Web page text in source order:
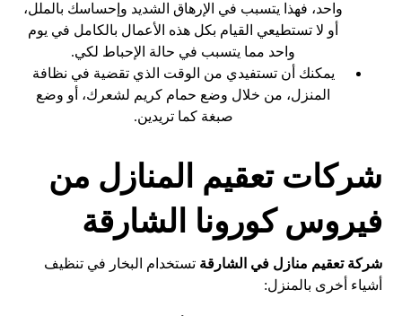
واحد، فهذا يتسبب في الإرهاق الشديد وإحساسك بالملل،
أو لا تستطيعي القيام بكل هذه الأعمال بالكامل في يوم
واحد مما يتسبب في حالة الإحباط لكي.
يمكنك أن تستفيدي من الوقت الذي تقضية في نظافة
المنزل، من خلال وضع حمام كريم لشعرك، أو وضع
صبغة كما تريدين.
شركات تعقيم المنازل من
فيروس كورونا الشارقة
شركة تعقيم منازل في الشارقة تستخدام البخار في تنظيف
أشياء أخرى بالمنزل: